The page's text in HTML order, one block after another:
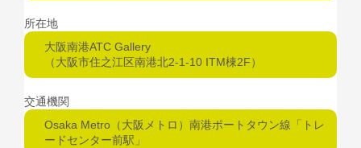
所在地
大阪南港ATC Gallery
（大阪市住之江区南港北2-1-10 ITM棟2F）
交通機関
Osaka Metro（大阪メトロ）南港ポートタウン線「トレ
ードセンター前駅」